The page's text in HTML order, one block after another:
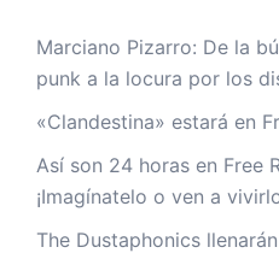
Marciano Pizarro: De la
punk a la locura por los
«Clandestina» estará en
Así son 24 horas en Free
¡Imagínatelo o ven a
The Dustaphonics